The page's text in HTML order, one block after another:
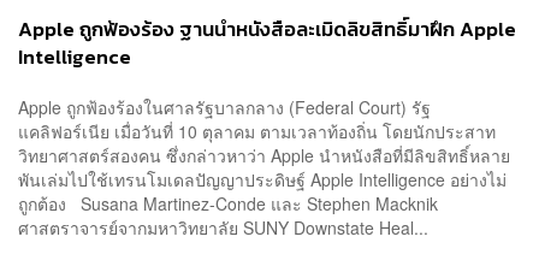
Apple ถูกฟ้องร้อง ฐานนำหนังสือละเมิดลิขสิทธิ์มาฝึก Apple
Intelligence
Apple ถูกฟ้องร้องในศาลรัฐบาลกลาง (Federal Court) รัฐ
แคลิฟอร์เนีย เมื่อวันที่ 10 ตุลาคม ตามเวลาท้องถิ่น โดยนักประสาท
วิทยาศาสตร์สองคน ซึ่งกล่าวหาว่า Apple นำหนังสือที่มีลิขสิทธิ์หลาย
พันเล่มไปใช้เทรนโมเดลปัญญาประดิษฐ์ Apple Intelligence อย่างไม่
ถูกต้อง Susana Martinez-Conde และ Stephen Macknik
ศาสตราจารย์จากมหาวิทยาลัย SUNY Downstate Heal...